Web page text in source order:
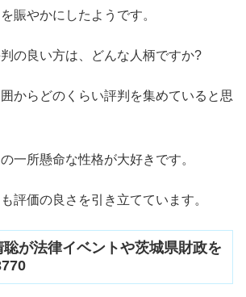
賑やかにしたようです。
の良い方は、どんな人柄ですか?
からどのくらい評判を集めていると思
一所懸命な性格が大好きです。
評価の良さを引き立てています。
が法律イベントや茨城県財政を